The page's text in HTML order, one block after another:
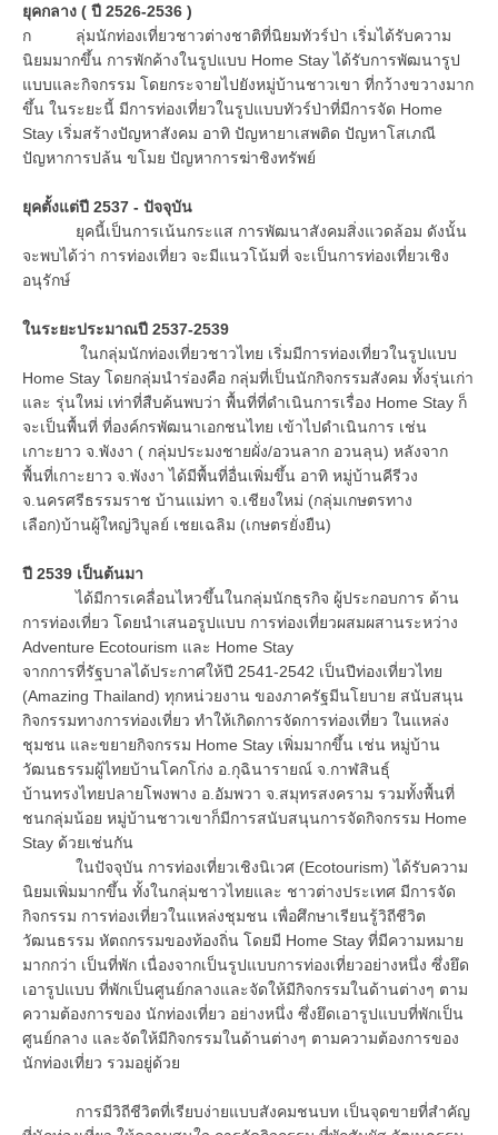
ยุคกลาง ( ปี 2526-2536 )
ก ลุ่มนักท่องเที่ยวชาวต่างชาติที่นิยมทัวร์ป่า เริ่มได้รับความ
นิยมมากขึ้น การพักค้างในรูปแบบ Home Stay ได้รับการพัฒนารูป
แบบและกิจกรรม โดยกระจายไปยังหมู่บ้านชาวเขา ที่กว้างขวางมาก
ขึ้น ในระยะนี้ มีการท่องเที่ยวในรูปแบบทัวร์ป่าที่มีการจัด Home
Stay เริ่มสร้างปัญหาสังคม อาทิ ปัญหายาเสพติด ปัญหาโสเภณี
ปัญหาการปล้น ขโมย ปัญหาการฆ่าชิงทรัพย์
ยุคตั้งแต่ปี 2537 - ปัจจุบัน
ยุคนี้เป็นการเน้นกระแส การพัฒนาสังคมสิ่งแวดล้อม ดังนั้น
จะพบได้ว่า การท่องเที่ยว จะมีแนวโน้มที่ จะเป็นการท่องเที่ยวเชิง
อนุรักษ์
ในระยะประมาณปี 2537-2539
ในกลุ่มนักท่องเที่ยวชาวไทย เริ่มมีการท่องเที่ยวในรูปแบบ
Home Stay โดยกลุ่มนำร่องคือ กลุ่มที่เป็นนักกิจกรรมสังคม ทั้งรุ่นเก่า
และ รุ่นใหม่ เท่าที่สืบค้นพบว่า พื้นที่ที่ดำเนินการเรื่อง Home Stay ก็
จะเป็นพื้นที่ ที่องค์กรพัฒนาเอกชนไทย เข้าไปดำเนินการ เช่น
เกาะยาว จ.พังงา ( กลุ่มประมงชายผั่ง/อวนลาก อวนลุน) หลังจาก
พื้นที่เกาะยาว จ.พังงา ได้มีพื้นที่อื่นเพิ่มขึ้น อาทิ หมู่บ้านคีรีวง
จ.นครศรีธรรมราช บ้านแม่ทา จ.เชียงใหม่ (กลุ่มเกษตรทาง
เลือก)บ้านผู้ใหญ่วิบูลย์ เชยเฉลิม (เกษตรยั่งยืน)
ปี 2539 เป็นต้นมา
ได้มีการเคลื่อนไหวขึ้นในกลุ่มนักธุรกิจ ผู้ประกอบการ ด้าน
การท่องเที่ยว โดยนำเสนอรูปแบบ การท่องเที่ยวผสมผสานระหว่าง
Adventure Ecotourism และ Home Stay
จากการที่รัฐบาลได้ประกาศให้ปี 2541-2542 เป็นปีท่องเที่ยวไทย
(Amazing Thailand) ทุกหน่วยงาน ของภาครัฐมีนโยบาย สนับสนุน
กิจกรรมทางการท่องเที่ยว ทำให้เกิดการจัดการท่องเที่ยว ในแหล่ง
ชุมชน และขยายกิจกรรม Home Stay เพิ่มมากขึ้น เช่น หมู่บ้าน
วัฒนธรรมผู้ไทยบ้านโคกโก่ง อ.กุฉินารายณ์ จ.กาฬสินธุ์
บ้านทรงไทยปลายโพงพาง อ.อัมพวา จ.สมุทรสงคราม รวมทั้งพื้นที่
ชนกลุ่มน้อย หมู่บ้านชาวเขาก็มีการสนับสนุนการจัดกิจกรรม Home
Stay ด้วยเช่นกัน
ในปัจจุบัน การท่องเที่ยวเชิงนิเวศ (Ecotourism) ได้รับความ
นิยมเพิ่มมากขึ้น ทั้งในกลุ่มชาวไทยและ ชาวต่างประเทศ มีการจัด
กิจกรรม การท่องเที่ยวในแหล่งชุมชน เพื่อศึกษาเรียนรู้วิถีชีวิต
วัฒนธรรม หัตถกรรมของท้องถิ่น โดยมี Home Stay ที่มีความหมาย
มากกว่า เป็นที่พัก เนื่องจากเป็นรูปแบบการท่องเที่ยวอย่างหนึ่ง ซึ่งยึด
เอารูปแบบ ที่พักเป็นศูนย์กลางและจัดให้มีกิจกรรมในด้านต่างๆ ตาม
ความต้องการของ นักท่องเที่ยว อย่างหนึ่ง ซึ่งยึดเอารูปแบบที่พักเป็น
ศูนย์กลาง และจัดให้มีกิจกรรมในด้านต่างๆ ตามความต้องการของ
นักท่องเที่ยว รวมอยู่ด้วย
การมีวิถีชีวิตที่เรียบง่ายแบบสังคมชนบท เป็นจุดขายที่สำคัญ